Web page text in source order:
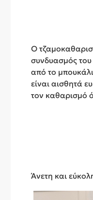
Ο
συνδυασμός του
από το
είναι αισθητά
τον καθαρισμό
Άνετη και